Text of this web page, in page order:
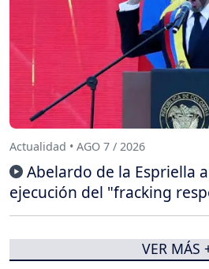
Actualidad • AGO 7 / 2026
Abelardo de la Espriella
ejecución del "fracking
VER MÁS